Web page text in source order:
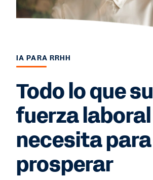
IA PARA RRHH
Todo lo que su
fuerza laboral
necesita para
prosperar